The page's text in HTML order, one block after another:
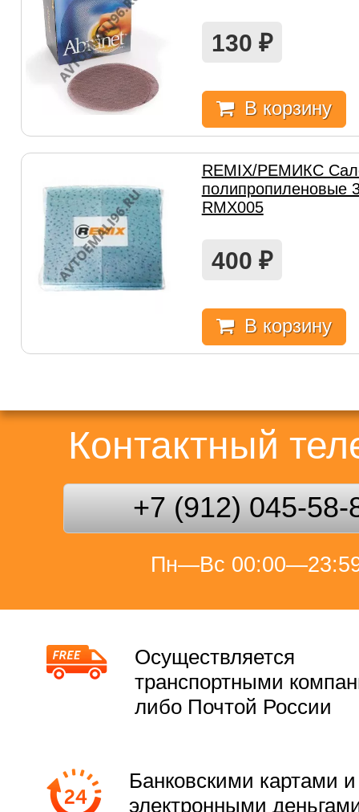
130 ₽
В корзину
REMIX/РЕМИКС
полипропиленовые
RMX005
400 ₽
В корзину
Контактный
+7 (912) 045-58-
Пн—Вс
Осуществляется
транспортными
либо Почтой России
Банковскими картами и
электронными